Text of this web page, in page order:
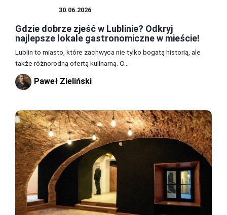
30.06.2026
Gdzie dobrze zjeść w Lublinie? Odkryj
najlepsze lokale gastronomiczne w mieście!
Lublin to miasto, które zachwyca nie tylko bogatą historią, ale
także różnorodną ofertą kulinarną. O...
Paweł Zieliński